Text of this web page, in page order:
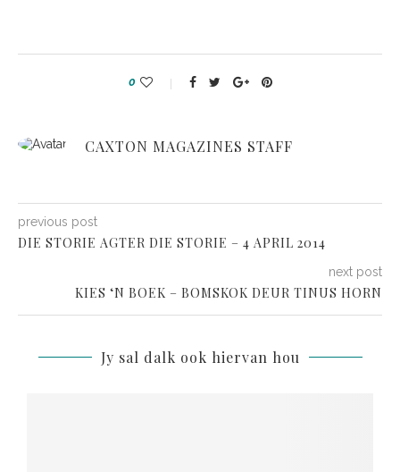
0
CAXTON MAGAZINES STAFF
previous post
DIE STORIE AGTER DIE STORIE – 4 APRIL 2014
next post
KIES ‘N BOEK – BOMSKOK DEUR TINUS HORN
Jy sal dalk ook hiervan hou